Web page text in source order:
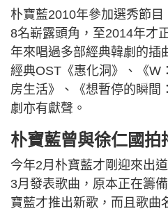
朴寶藍2010年參加選秀節
8名嶄露頭角，至2014年才
年來唱過多部經典韓劇的插
經典OST《惠化洞》、《W
房生活》、《想暫停的瞬間
劇亦有獻聲。
朴寶藍曾與徐仁國拍
今年2月朴寶藍才剛迎來出
3月發表歌曲，原本正在籌
寶藍才推出新歌，而且歌曲